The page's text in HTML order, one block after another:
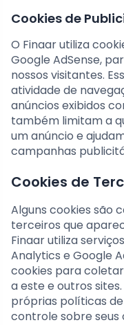
Cookies de
O Finaar utiliza
Google AdSense,
nossos visitantes.
atividade de
anúncios exibidos
também limitam a
um anúncio e
campanhas
Cookies de
Alguns cookies são
terceiros que
Finaar utiliza
Analytics e Google
cookies para
a este e outros
próprias políticas
controle sobre seus